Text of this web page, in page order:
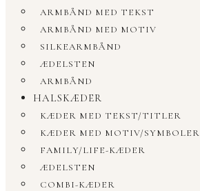
ARMBÅND MED TEKST
ARMBÅND MED MOTIV
SILKEARMBÅND
ÆDELSTEN
ARMBÅND
HALSKÆDER
KÆDER MED TEKST/TITLER
KÆDER MED MOTIV/SYMBOLER
FAMILY/LIFE-KÆDER
ÆDELSTEN
COMBI-KÆDER